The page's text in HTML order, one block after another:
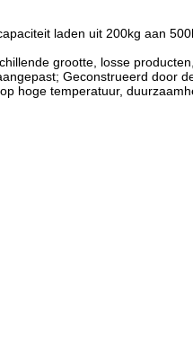
laden uit 200kg aan
grootte, losse
Geconstrueerd door
hoge temperatuur,